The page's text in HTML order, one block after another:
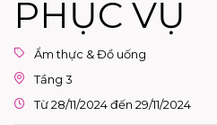
PHỤC VỤ
Ẩm thực & Đồ uống
Tầng 3
Từ 28/11/2024 đến 29/11/2024